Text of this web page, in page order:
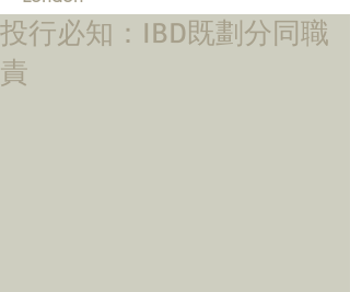
投行必知：IBD既劃分同職
責